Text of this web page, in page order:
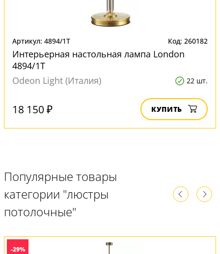
Артикул: 4894/1T Код: 260182
Интерьерная настольная лампа London
4894/1T
Odeon Light (Италия)
22 шт.
18 150 ₽ КУПИТЬ
Популярные товары
категории "люстры
потолочные"
-29%